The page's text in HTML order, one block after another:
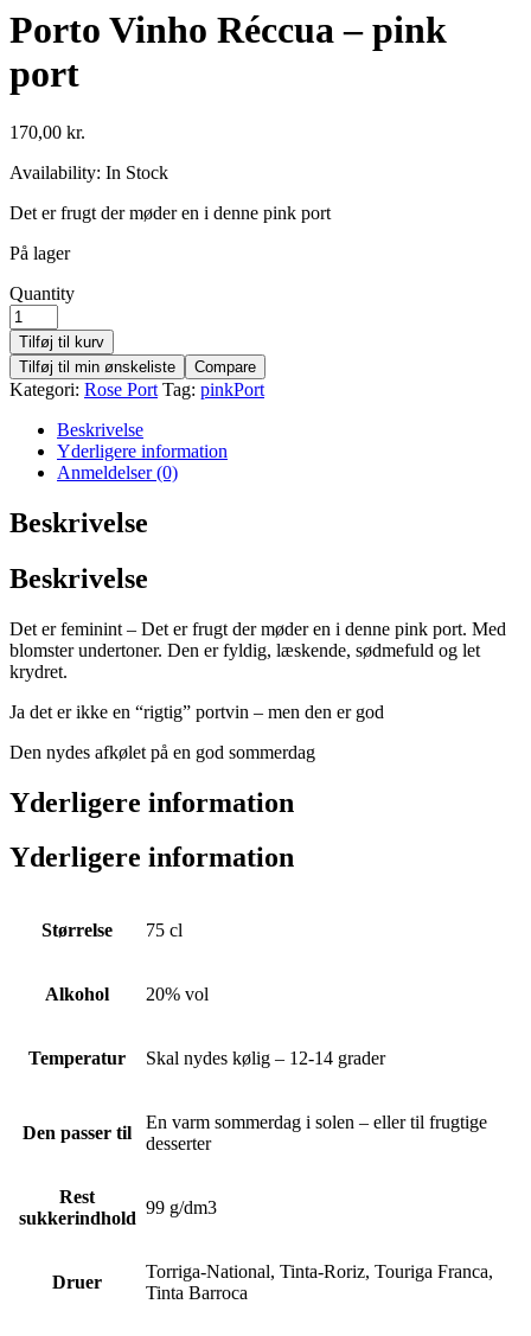
Porto Vinho Réccua – pink
port
170,00 kr.
Availability: In Stock
Det er frugt der møder en i denne pink port
På lager
Quantity
Tilføj til kurv
Tilføj til min ønskeliste
Compare
Kategori: Rose Port Tag: pinkPort
Beskrivelse
Yderligere information
Anmeldelser (0)
Beskrivelse
Beskrivelse
Det er feminint – Det er frugt der møder en i denne pink port. Med
blomster undertoner. Den er fyldig, læskende, sødmefuld og let
krydret.
Ja det er ikke en “rigtig” portvin – men den er god
Den nydes afkølet på en god sommerdag
Yderligere information
Yderligere information
Størrelse 75 cl
Alkohol 20% vol
Temperatur Skal nydes kølig – 12-14 grader
Den passer til
En varm sommerdag i solen – eller til frugtige
desserter
Rest
sukkerindhold
99 g/dm3
Druer
Torriga-National, Tinta-Roriz, Touriga Franca,
Tinta Barroca